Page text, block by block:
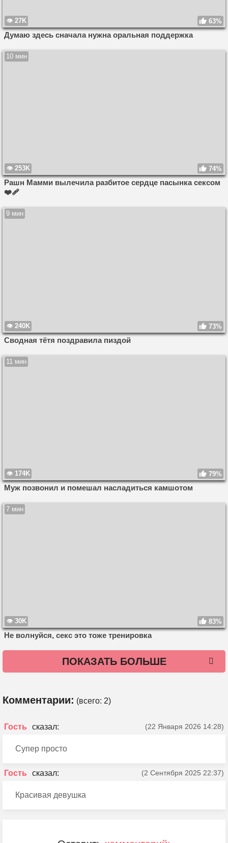
27K 63%
Думаю здесь сначала нужна оральная поддержка
10 мин
253K 74%
Рашн Мамми вылечила разбитое сердце пасынка сексом
❤️‍🩹
9 мин
240K 73%
Сводная тётя поздравила пиздой
11 мин
174K 79%
Муж позвонил и помешал насладиться камшотом
7 мин
30K 83%
Не волнуйся, секс это тоже тренировка
ПОКАЗАТЬ БОЛЬШЕ
Комментарии: (всего: 2)
Гость (22 Января 2026 14:28)
Супер просто
Гость (2 Сентября 2025 22:37)
Красивая девушка